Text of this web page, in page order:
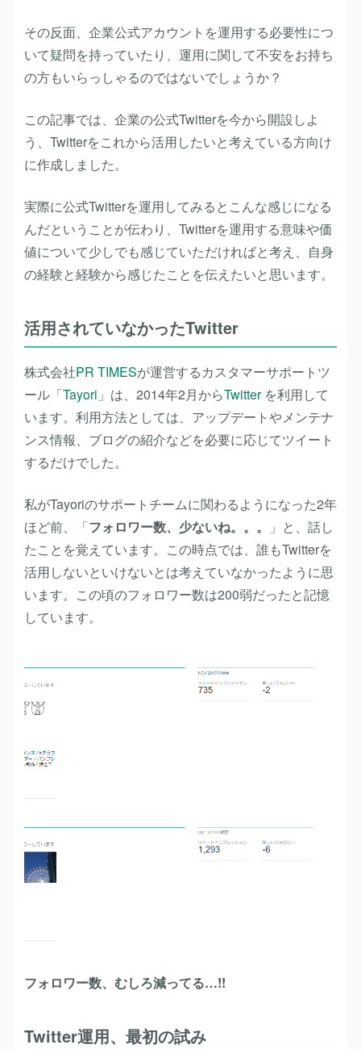
その反面、企業公式アカウントを運用する必要性につ
いて疑問を持っていたり、運用に関して不安をお持ち
の方もいらっしゃるのではないでしょうか？
この記事では、企業の公式Twitterを今から開設しよ
う、Twitterをこれから活用したいと考えている方向け
に作成しました。
実際に公式Twitterを運用してみるとこんな感じになる
んだということが伝わり、Twitterを運用する意味や価
値について少しでも感じていただければと考え、自身
の経験と経験から感じたことを伝えたいと思います。
活用されていなかったTwitter
株式会社PR TIMESが運営するカスタマーサポートツ
ール「Tayori 」は、2014年2月からTwitterを利用して
います。利用方法としては、アップデートやメンテナ
ンス情報、ブログの紹介などを必要に応じてツイート
するだけでした。
私がTayoriのサポートチームに関わるようになった2年
ほど前、「フォロワー数、少ないね。。。
」と、話し
たことを覚えています。この時点では、誰もTwitterを
活用しないといけないとは考えていなかったように思
います。この頃のフォロワー数は200弱だったと記憶
しています。
フォロワー数、むしろ減ってる…!!
Twitter運用、最初の試み